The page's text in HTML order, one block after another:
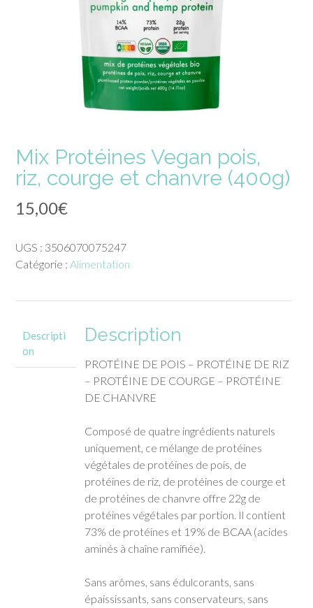
Mix Protéines Vegan pois,
riz, courge et chanvre (400g)
15,00€
UGS : 3506070075247
Catégorie : Alimentation
Descripti
on
Description
PROTÉINE DE POIS – PROTÉINE DE RIZ
– PROTÉINE DE COURGE – PROTÉINE
DE CHANVRE
Composé de quatre ingrédients naturels
uniquement, ce mélange de protéines
végétales de protéines de pois, de
protéines de riz, de protéines de courge et
de protéines de chanvre offre 22g de
protéines végétales par portion. Il contient
73% de protéines et 19% de BCAA (acides
aminés à chaîne ramifiée).
Sans arômes, sans édulcorants, sans
épaississants, sans conservateurs, sans